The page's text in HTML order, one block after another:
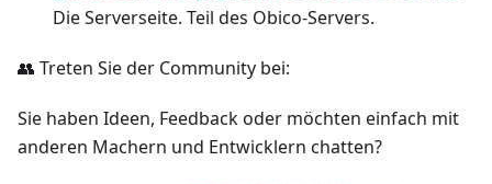
Die Serverseite. Teil des Obico-Servers.
👥 Treten Sie der Community bei:
Sie haben Ideen, Feedback oder möchten einfach mit
anderen Machern und Entwicklern chatten?